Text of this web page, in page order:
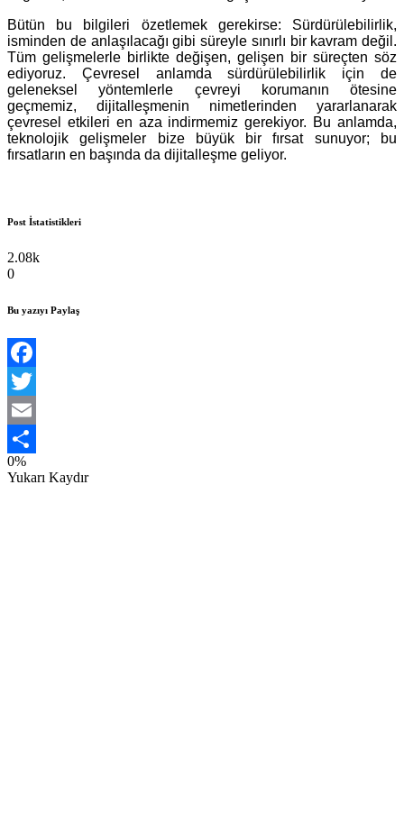
Bütün bu bilgileri özetlemek gerekirse: Sürdürülebilirlik,
isminden de anlaşılacağı gibi süreyle sınırlı bir kavram değil.
Tüm gelişmelerle birlikte değişen, gelişen bir süreçten söz
ediyoruz. Çevresel anlamda sürdürülebilirlik için de
geleneksel yöntemlerle çevreyi korumanın ötesine
geçmemiz, dijitalleşmenin nimetlerinden yararlanarak
çevresel etkileri en aza indirmemiz gerekiyor. Bu anlamda,
teknolojik gelişmeler bize büyük bir fırsat sunuyor; bu
fırsatların en başında da dijitalleşme geliyor.
Post İstatistikleri
2.08k
0
Bu yazıyı Paylaş
Facebook
Twitter
Email
Share
0%
Yukarı Kaydır